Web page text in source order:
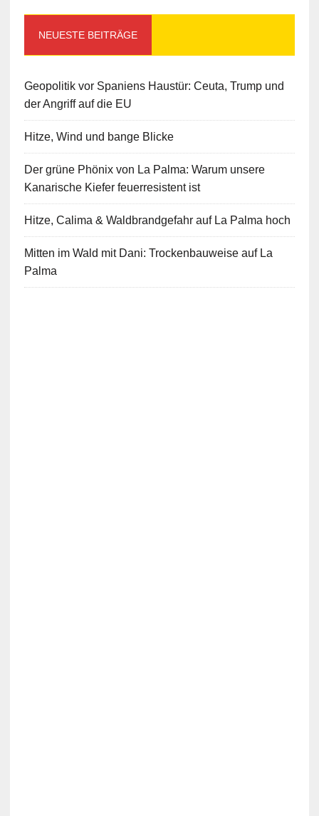
NEUESTE BEITRÄGE
Geopolitik vor Spaniens Haustür: Ceuta, Trump und
der Angriff auf die EU
Hitze, Wind und bange Blicke
Der grüne Phönix von La Palma: Warum unsere
Kanarische Kiefer feuerresistent ist
Hitze, Calima & Waldbrandgefahr auf La Palma hoch
Mitten im Wald mit Dani: Trockenbauweise auf La
Palma